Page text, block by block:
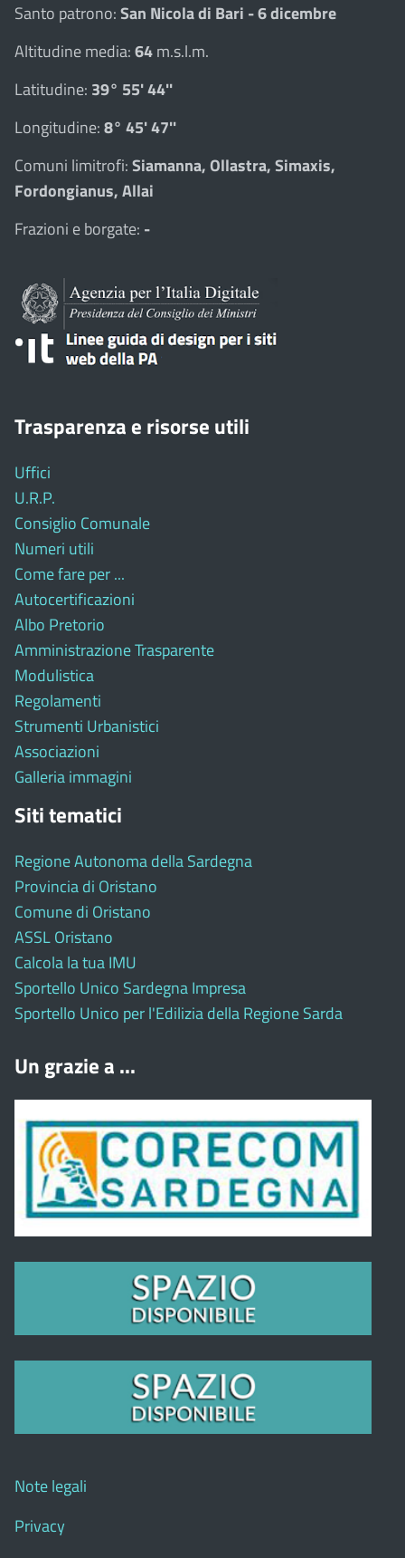
Santo patrono:San Nicola di Bari - 6 dicembre
Altitudine media:64m.s.l.m.
Latitudine: 39° 55' 44''
Longitudine:8° 45' 47''
Comuni limitrofi:Siamanna, Ollastra, Simaxis,
Fordongianus, Allai
Frazioni e borgate: -
Trasparenza e risorse utili
Uffici
U.R.P.
Consiglio Comunale
Numeri utili
Come fare per ...
Autocertificazioni
Albo Pretorio
Amministrazione Trasparente
Modulistica
Regolamenti
Strumenti Urbanistici
Associazioni
Galleria immagini
Siti tematici
Regione Autonoma della Sardegna
Provincia di Oristano
Comune di Oristano
ASSL Oristano
Calcola la tua IMU
Sportello Unico Sardegna Impresa
Sportello Unico per l'Edilizia della Regione Sarda
Un grazie a ...
Note legali
Privacy